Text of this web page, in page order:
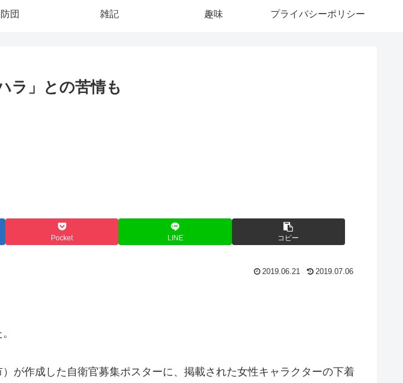
団 雑記 趣味 プライバシーポリシー
ラ」との苦情も
Pocket LINE コピー
2019.06.21 2019.07.06
が作成した自衛官募集ポスターに、掲載された女性キャラクターの下着